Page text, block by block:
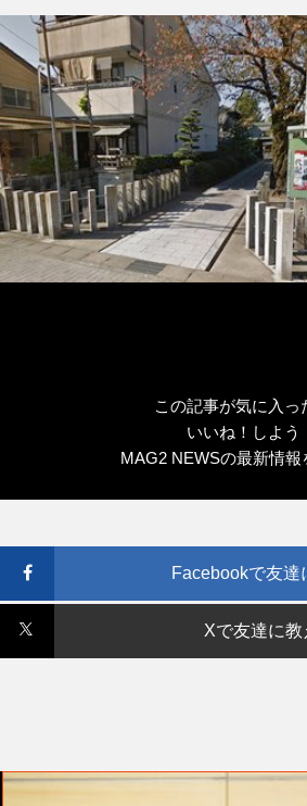
ー
この記事が気に入っ
いいね！しよう
MAG2 NEWSの最新情報
Facebookで友達
Xで友達に教